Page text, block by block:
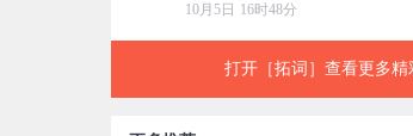
10月5日 16时48分
打开［拓词］查看更多精